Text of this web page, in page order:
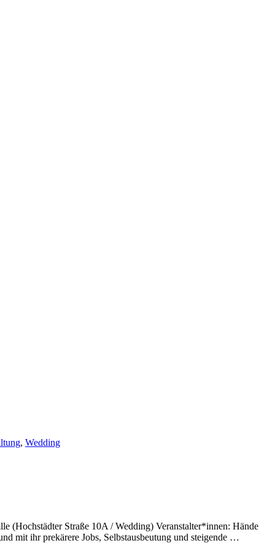
, Wedding
(Hochstädter Straße 10A / Wedding) Veranstalter*innen: Hände
mit ihr prekärere Jobs, Selbstausbeutung und steigende …